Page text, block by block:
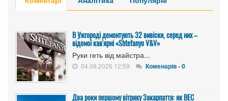
В Ужгороді демонтують 32 вивіски, серед них –
відомої кав'ярні «Shtefanyo V&V»
Руки геть від майстра...
04.08.2026 12:59 Коменарів - 0
Два роки першому вітряку Закарпаття: як ВЕС